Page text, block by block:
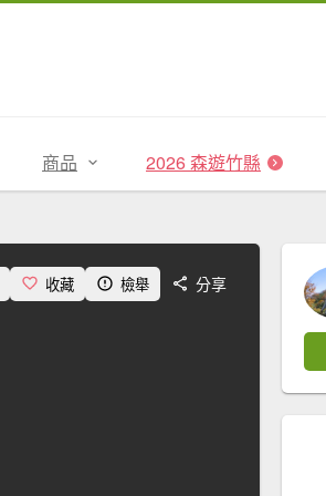
商品 2026 森遊竹縣
收藏 檢舉 分享